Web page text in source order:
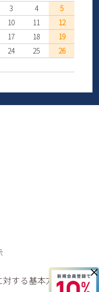
×
3 4
5
10 11
12
17 18
19
24 25
26
対する基本方針